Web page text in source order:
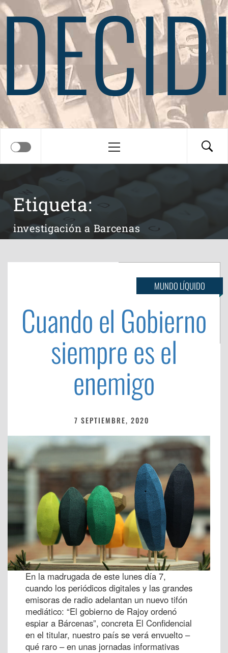
principal
Etiqueta:
investigación a Barcenas
MUNDO LÍQUIDO
Cuando el Gobierno
siempre es el
enemigo
7 SEPTIEMBRE, 2020
En la madrugada de este lunes día 7,
cuando los periódicos digitales y las grandes
emisoras de radio adelantan un nuevo tifón
mediático: “El gobierno de Rajoy ordenó
espiar a Bárcenas”, concreta El Confidencial
en el titular, nuestro país se verá envuelto –
qué raro – en unas jornadas informativas